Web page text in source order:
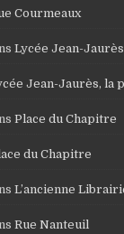
Courmeaux
Lycée Jean-
Jean-Jaurès, la
Place du Chapitre
du Chapitre
L’ancienne
Rue Nanteuil